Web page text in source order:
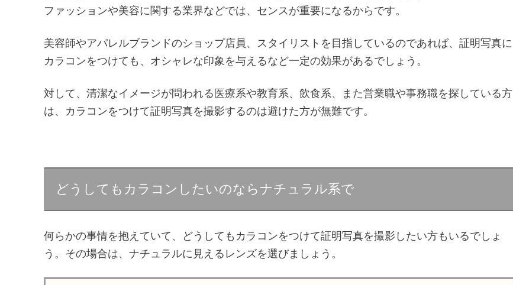
ファッションや美容に関する業界などでは、センスが重要になるからです。
美容師やアパレルブランドのショップ店員、スタイリストを目指しているのであれば、証明写真に
カラコンをつけても、オシャレな印象を与えるなど一定の効果があるでしょう。
対して、清潔なイメージが問われる医療系や教育系、飲食系、また営業職や事務職を探している方
は、カラコンをつけて証明写真を撮影するのは避けた方が無難です。
どうしてもカラコンしたいのならナチュラル系で
何らかの事情を抱えていて、どうしてもカラコンをつけて証明写真を撮影したい方もいるでしょ
う。その場合は、ナチュラルに見えるレンズを選びましょう。